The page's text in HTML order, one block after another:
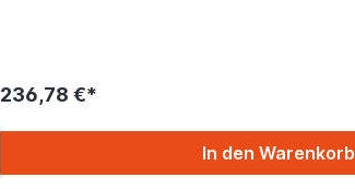
236,78 €*
In den Warenkorb